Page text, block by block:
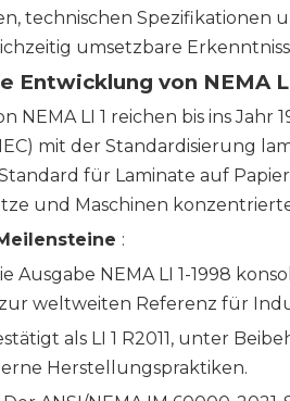
technischen Spezifikationen
umsetzbare
Entwicklung von NEMA
NEMA LI 1 reichen bis ins Jahr
mit der Standardisierung
für Laminate auf
und Maschinen
:
Ausgabe NEMA LI 1-1998
weltweiten Referenz für
als LI 1 R2011, unter
Herstellungspraktiken.